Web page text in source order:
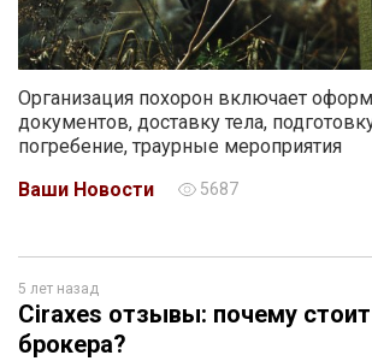
Организация похорон включает
документов, доставку тела,
погребение, траурные мероприятия
Ваши Новости
5687
5 лет назад
Ciraxes отзывы: почему
брокера?